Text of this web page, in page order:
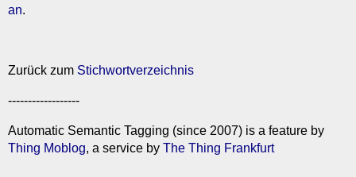
an.
Zurück zum Stichwortverzeichnis
------------------
Automatic Semantic Tagging (since 2007) is a feature by
Thing Moblog, a service by The Thing Frankfurt